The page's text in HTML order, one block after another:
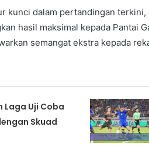
kunci dalam pertandingan
hasil maksimal kepada Pantai
semangat ekstra kepada
Laga Uji Coba
Skuad